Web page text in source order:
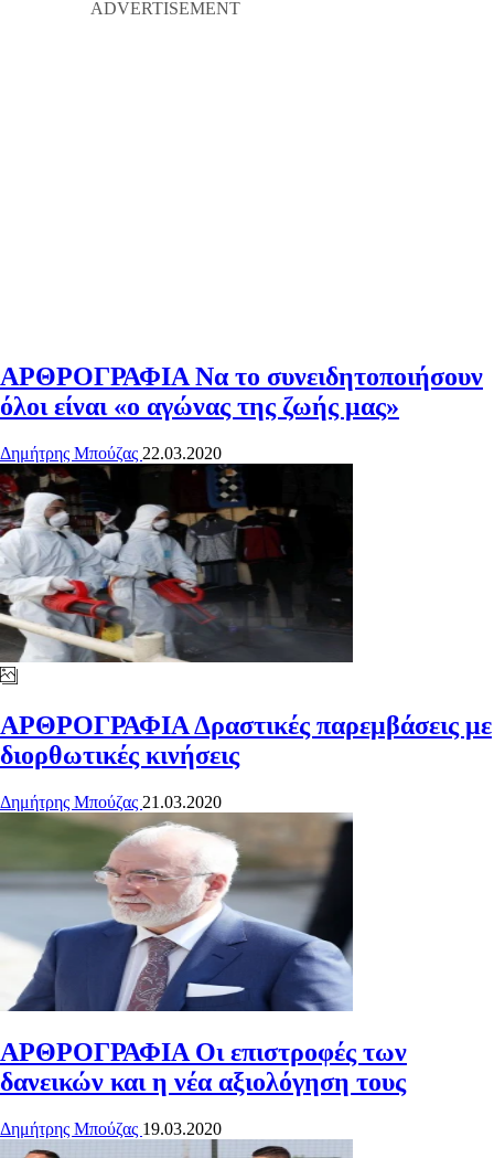
ΑΡΘΡΟΓΡΑΦΙΑΝα το συνειδητοποιήσουν
όλοι είναι «ο αγώνας της ζωής μας»
Δημήτρης Μπούζας 22.03.2020
ΑΡΘΡΟΓΡΑΦΙΑΔραστικές παρεμβάσεις με
διορθωτικές κινήσεις
Δημήτρης Μπούζας 21.03.2020
ΑΡΘΡΟΓΡΑΦΙΑ Οι επιστροφές των
δανεικών και η νέα αξιολόγηση τους
Δημήτρης Μπούζας 19.03.2020